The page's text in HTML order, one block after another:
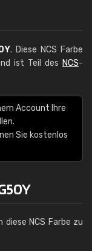
. Diese NCS Farbe
ist Teil des NCS-
Account Ihre
Sie kostenlos
diese NCS Farbe zu